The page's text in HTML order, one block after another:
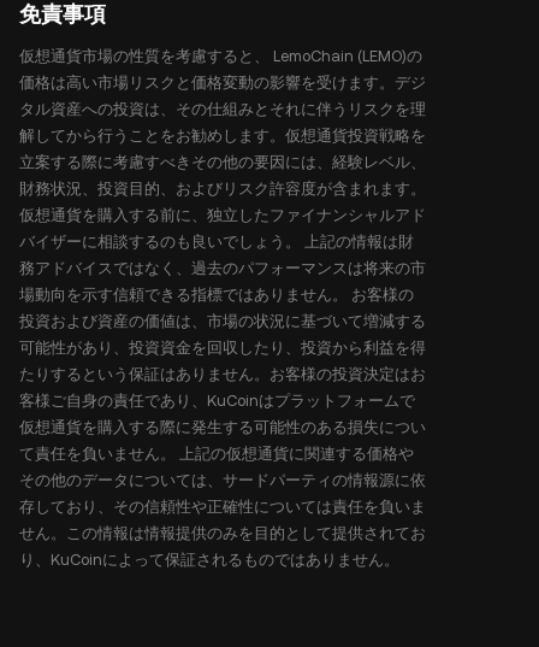
免責事項
仮想通貨市場の性質を考慮すると、 LemoChain (LEMO)の
価格は高い市場リスクと価格変動の影響を受けます。デジ
タル資産への投資は、その仕組みとそれに伴うリスクを理
解してから行うことをお勧めします。仮想通貨投資戦略を
立案する際に考慮すべきその他の要因には、経験レベル、
財務状況、投資目的、およびリスク許容度が含まれます。
仮想通貨を購入する前に、独立したファイナンシャルアド
バイザーに相談するのも良いでしょう。 上記の情報は財
務アドバイスではなく、過去のパフォーマンスは将来の市
場動向を示す信頼できる指標ではありません。 お客様の
投資および資産の価値は、市場の状況に基づいて増減する
可能性があり、投資資金を回収したり、投資から利益を得
たりするという保証はありません。お客様の投資決定はお
客様ご自身の責任であり、KuCoinはプラットフォームで
仮想通貨を購入する際に発生する可能性のある損失につい
て責任を負いません。 上記の仮想通貨に関連する価格や
その他のデータについては、サードパーティの情報源に依
存しており、その信頼性や正確性については責任を負いま
せん。この情報は情報提供のみを目的として提供されてお
り、KuCoinによって保証されるものではありません。